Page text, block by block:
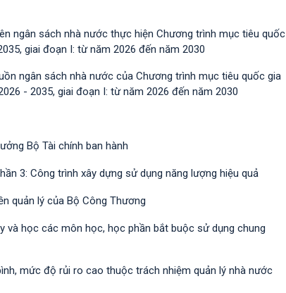
ngân sách nhà nước thực hiện Chương trình mục tiêu quốc
giai đoạn I: từ năm 2026 đến năm 2030
ngân sách nhà nước của Chương trình mục tiêu quốc gia
- 2035, giai đoạn I: từ năm 2026 đến năm 2030
Bộ Tài chính ban hành
3: Công trình xây dựng sử dụng năng lượng hiệu quả
quản lý của Bộ Công Thương
và học các môn học, học phần bắt buộc sử dụng chung
mức độ rủi ro cao thuộc trách nhiệm quản lý nhà nước